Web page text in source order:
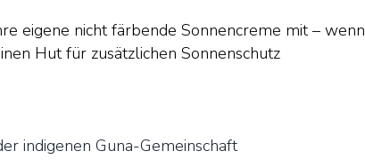
eigene nicht färbende Sonnencreme mit – wenn
Hut für zusätzlichen Sonnenschutz
indigenen Guna-Gemeinschaft